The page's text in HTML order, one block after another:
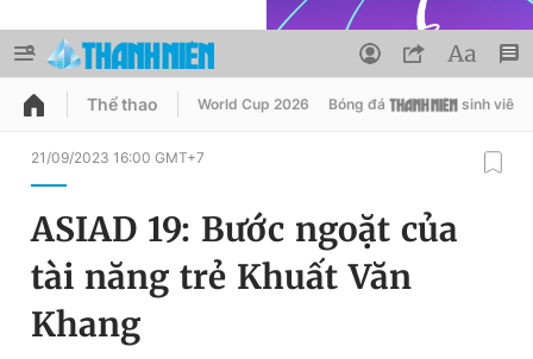
QUẢNG CÁO ĐẶT BÁO
Chuyên mục
Chuyên mục khác
Đổi mật khẩu
Tin đã lưu
Tin đã xem
Thể thao World Cup 2026 Bóng đá sinh viên
21/09/2023 16:00 GMT+7
ASIAD 19: Bước ngoặt của
tài năng trẻ Khuất Văn
Khang